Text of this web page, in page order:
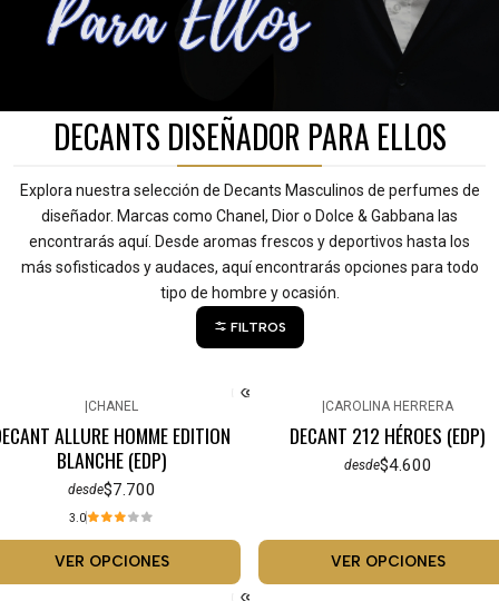
DECANTS DISEÑADOR PARA ELLOS
Explora nuestra selección de Decants Masculinos de perfumes de
diseñador. Marcas como Chanel, Dior o Dolce & Gabbana las
encontrarás aquí. Desde aromas frescos y deportivos hasta los
más sofisticados y audaces, aquí encontrarás opciones para todo
tipo de hombre y ocasión.
FILTROS
CHANEL
ALLURE HOMME EDITION
BLANCHE (EDP)
desde$7.700
3.0
VER OPCIONES
CAROLINA HERRERA
DECANT 212 HÉROES (EDP)
desde$4.600
VER OPCIONES